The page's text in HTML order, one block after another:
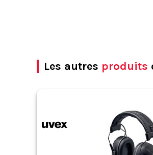
Les autres produits